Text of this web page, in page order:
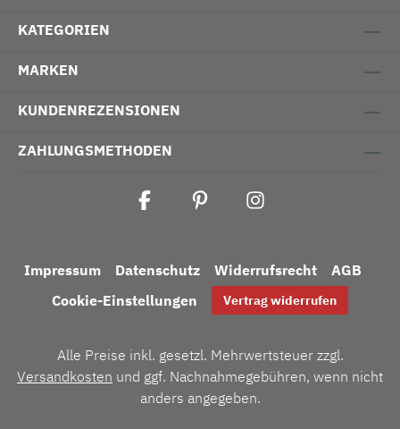
KATEGORIEN
MARKEN
KUNDENREZENSIONEN
ZAHLUNGSMETHODEN
Impressum Datenschutz Widerrufsrecht
AGB
Cookie-Einstellungen
Vertrag widerrufen
Alle Preise inkl. gesetzl. Mehrwertsteuer zzgl.
Versandkosten und ggf. Nachnahmegebühren, wenn nicht
anders angegeben.